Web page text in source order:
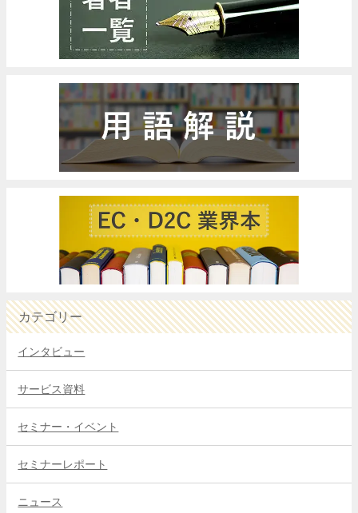
カテゴリー
インタビュー
サービス資料
セミナー・イベント
セミナーレポート
ニュース